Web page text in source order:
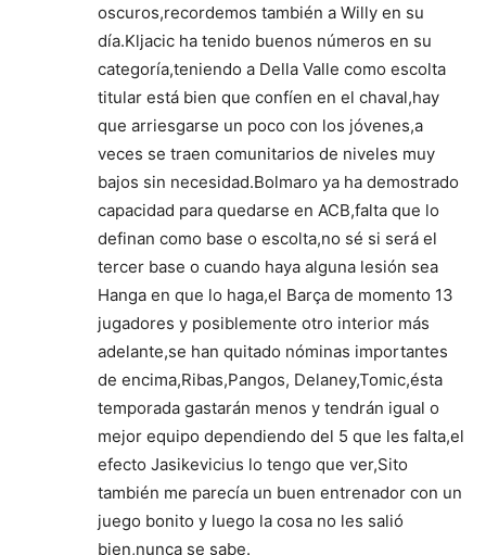
oscuros,recordemos también a Willy en su
día.Kljacic ha tenido buenos números en su
categoría,teniendo a Della Valle como escolta
titular está bien que confíen en el chaval,hay
que arriesgarse un poco con los jóvenes,a
veces se traen comunitarios de niveles muy
bajos sin necesidad.Bolmaro ya ha demostrado
capacidad para quedarse en ACB,falta que lo
definan como base o escolta,no sé si será el
tercer base o cuando haya alguna lesión sea
Hanga en que lo haga,el Barça de momento 13
jugadores y posiblemente otro interior más
adelante,se han quitado nóminas importantes
de encima,Ribas,Pangos, Delaney,Tomic,ésta
temporada gastarán menos y tendrán igual o
mejor equipo dependiendo del 5 que les falta,el
efecto Jasikevicius lo tengo que ver,Sito
también me parecía un buen entrenador con un
juego bonito y luego la cosa no les salió
bien,nunca se sabe.